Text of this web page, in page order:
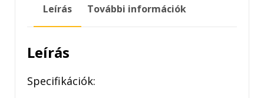
5LITER
Leírás További információk
Leírás
Specifikációk: